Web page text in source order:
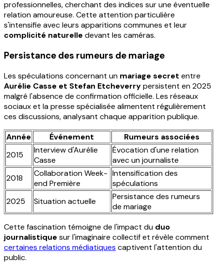
professionnelles, cherchant des indices sur une éventuelle
relation amoureuse. Cette attention particulière
s'intensifie avec leurs apparitions communes et leur
complicité naturelle devant les caméras.
Persistance des rumeurs de mariage
Les spéculations concernant un mariage secret entre
Aurélie Casse et Stefan Etcheverrypersistent en 2025
malgré l'absence de confirmation officielle. Les réseaux
sociaux et la presse spécialisée alimentent régulièrement
ces discussions, analysant chaque apparition publique.
Année
Événement
Rumeurs associées
2015
Interview d'Aurélie
Casse
Évocation d'une relation
avec un journaliste
2018
Collaboration Week-
end Première
Intensification des
spéculations
2025
Situation actuelle
Persistance des rumeurs
de mariage
Cette fascination témoigne de l'impact du duo
journalistique sur l'imaginaire collectif et révèle comment
certaines relations médiatiques captivent l'attention du
public.